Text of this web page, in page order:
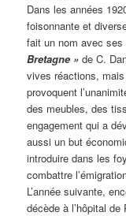
Dans les années
foisonnante et
fait un nom avec
Bretagne » de C.
vives réactions,
provoquent
des meubles, des
engagement qui a
aussi un but
introduire dans les
combattre
L’année suivante,
décède à l’hôpital de